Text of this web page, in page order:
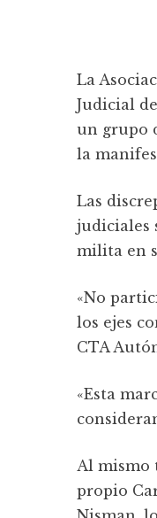
La
Judicial
un grupo
la
Las
judiciales
milita en
«No
los ejes
CTA
«Esta
Al mismo
propio